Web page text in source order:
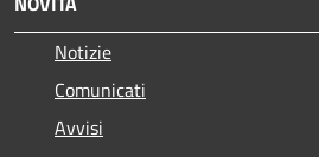
Notizie
Comunicati
Avvisi